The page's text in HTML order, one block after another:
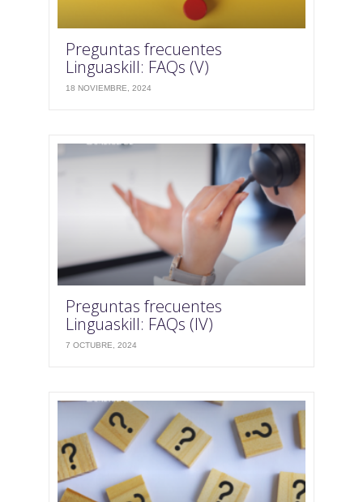
Preguntas frecuentes
Linguaskill: FAQs (V)
18 NOVIEMBRE, 2024
Preguntas frecuentes
Linguaskill: FAQs (IV)
7 OCTUBRE, 2024